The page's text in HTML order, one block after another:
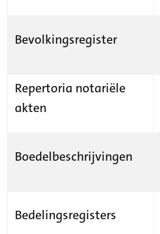
Bevolkingsregister
Repertoria notariële
akten
Boedelbeschrijvingen
Bedelingsregisters